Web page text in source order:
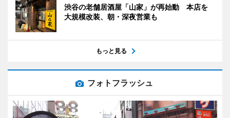
渋谷の老舗居酒屋「山家」が再始動 本店を
大規模改装、朝・深夜営業も
もっと見る
フォトフラッシュ